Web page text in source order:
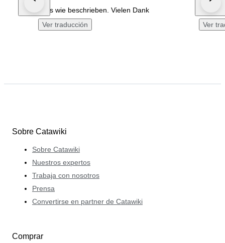
Alles wie beschrieben. Vielen Dank
Ver traducción
Ver
Sobre Catawiki
Sobre Catawiki
Nuestros expertos
Trabaja con nosotros
Prensa
Convertirse en partner de Catawiki
Comprar